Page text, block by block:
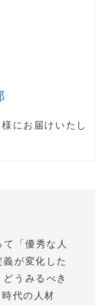
にお届けいたし
「優秀な人
が変化した
どうみるべき
代の人材